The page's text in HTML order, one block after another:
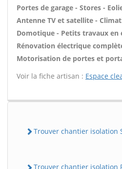
Portes de garage - Stores -
Antenne TV et satellite -
Domotique - Petits travaux en
Rénovation électrique
Motorisation de portes et
Voir la fiche artisan : Espace
Trouver chantier isolation
Trouver chantier isolation